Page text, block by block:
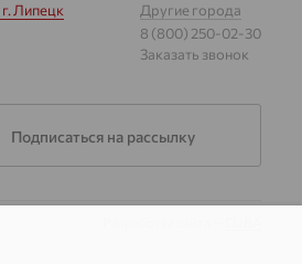
г. Липецк
Другие города
8 (800) 250-02-30
Заказать звонок
Подписаться на рассылку